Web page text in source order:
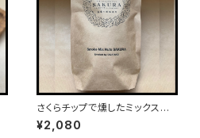
さくらチップで燻したミックスナッ
ツ塩竃の藻塩仕立て（200g入
り）
¥2,080